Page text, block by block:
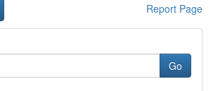
Report Page
Go